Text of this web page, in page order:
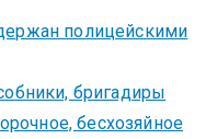
полицейскими
бригадиры
бесхозяйное